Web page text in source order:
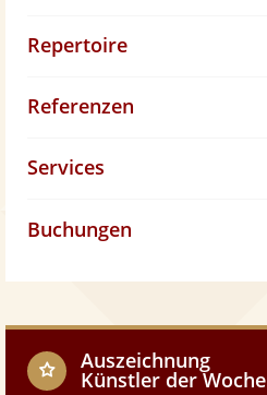
Repertoire
Referenzen
Services
Auszeichnung
Künstler der Woche
Buchungen